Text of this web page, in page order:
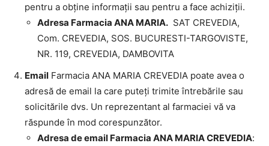
pentru a obține informații sau pentru a face achiziții.
Adresa Farmacia ANA MARIA. SAT CREVEDIA,
Com. CREVEDIA, SOS. BUCURESTI-TARGOVISTE,
NR. 119, CREVEDIA, DAMBOVITA
Email Farmacia ANA MARIA CREVEDIA poate avea o
adresă de email la care puteți trimite întrebările sau
solicitările dvs. Un reprezentant al farmaciei vă va
răspunde în mod corespunzător.
Adresa de email Farmacia ANA MARIA CREVEDIA: